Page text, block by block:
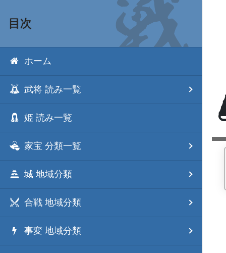
目次
ホーム
武将 読み一覧
姫 読み一覧
家宝 分類一覧
城 地域分類
合戦 地域分類
事変 地域分類